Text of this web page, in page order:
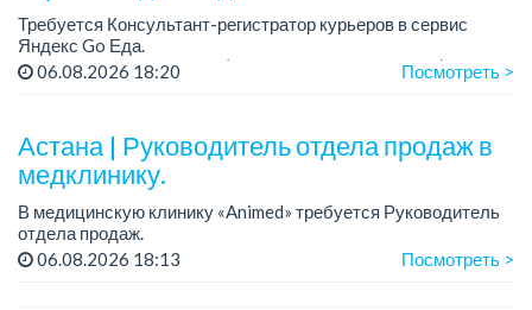
Требуется Консультант-регистратор курьеров в сервис
Яндекс Go Еда.
Условия: работа в офисе (Абылай хана - Макатаева).
06.08.2026 18:20 Посмотреть >
Астана | Руководитель отдела продаж в
медклинику.
В медицинскую клинику «Animed» требуется Руководитель
отдела продаж.
Зарплата: от 1 200 000 тенге в месяц.
06.08.2026 18:13 Посмотреть >